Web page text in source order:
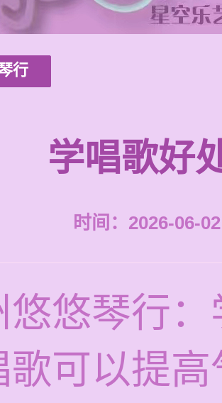
行
学唱歌好
时间：2026-06-
悠悠琴行
歌可以提